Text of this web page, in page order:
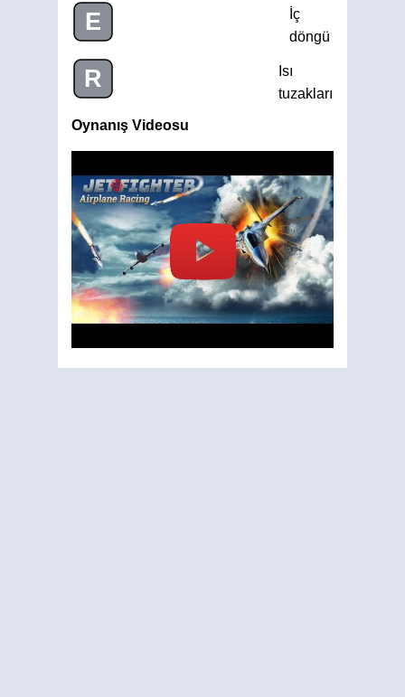
E
İç
döngü
R
Isı
tuzakları
Oynanış Videosu